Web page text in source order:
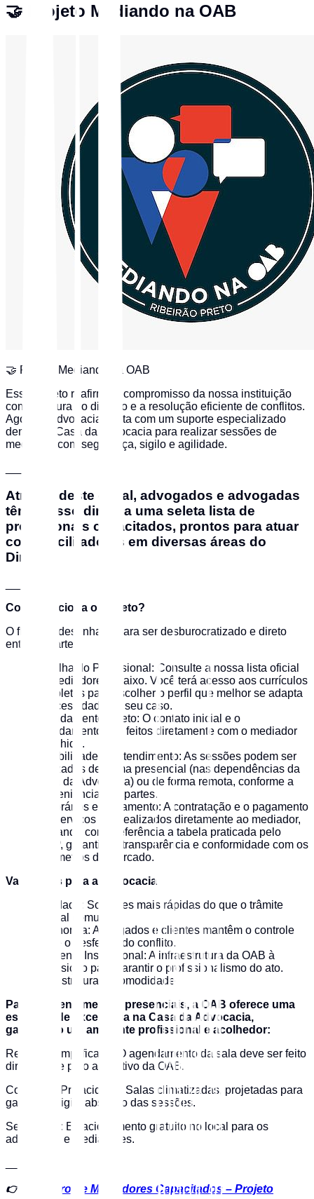
🤝 Projeto Mediando na OAB
🤝 Projeto Mediando na OAB
Esse projeto reafirma o compromisso da nossa instituição
com a cultura do diálogo e a resolução eficiente de conflitos.
Agora, a advocacia conta com um suporte especializado
dentro da Casa da Advocacia para realizar sessões de
mediação com segurança, sigilo e agilidade.
Através deste canal, advogados e advogadas
têm acesso direto a uma seleta lista de
profissionais capacitados, prontos para atuar
como facilitadores em diversas áreas do
Direito.
Como funciona o projeto?
O fluxo foi desenhado para ser desburocratizado e direto
entre as partes:
Escolha do Profissional: Consulte a nossa lista oficial
de mediadores abaixo. Você terá acesso aos currículos
completos para escolher o perfil que melhor se adapta
à necessidade do seu caso.
Agendamento Direto: O contato inicial e o
agendamento são feitos diretamente com o mediador
escolhido.
Flexibilidade de Atendimento: As sessões podem ser
realizadas de forma presencial (nas dependências da
Casa da Advocacia) ou de forma remota, conforme a
conveniência das partes.
Honorários e Pagamento: A contratação e o pagamento
dos serviços são realizados diretamente ao mediador,
utilizando como referência a tabela praticada pelo
TJSP, garantindo transparência e conformidade com os
parâmetros do mercado.
Vantagens para a Advocacia
Agilidade: Soluções mais rápidas do que o trâmite
judicial comum.
Autonomia: Advogados e clientes mantêm o controle
sobre o desfecho do conflito.
Ambiente Institucional: A infraestrutura da OAB à
disposição para garantir o profissionalismo do ato.
Infraestrutura e Comodidade
Para os atendimentos presenciais, a OAB oferece uma
estrutura de excelência na Casa da Advocacia,
garantindo um ambiente profissional e acolhedor:
Reserva Simplificada: O agendamento da sala deve ser feito
diretamente pelo aplicativo da OAB.
Conforto e Privacidade: Salas climatizadas, projetadas para
garantir o sigilo absoluto das sessões.
Segurança: Estacionamento gratuito no local para os
advogados e mediadores.
👉
Cadastro de Mediadores Capacitados – Projeto